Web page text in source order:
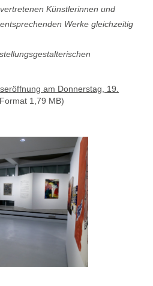
Künstlerinnen und
Werke gleichzeitig
am Donnerstag, 19.
1,79 MB)